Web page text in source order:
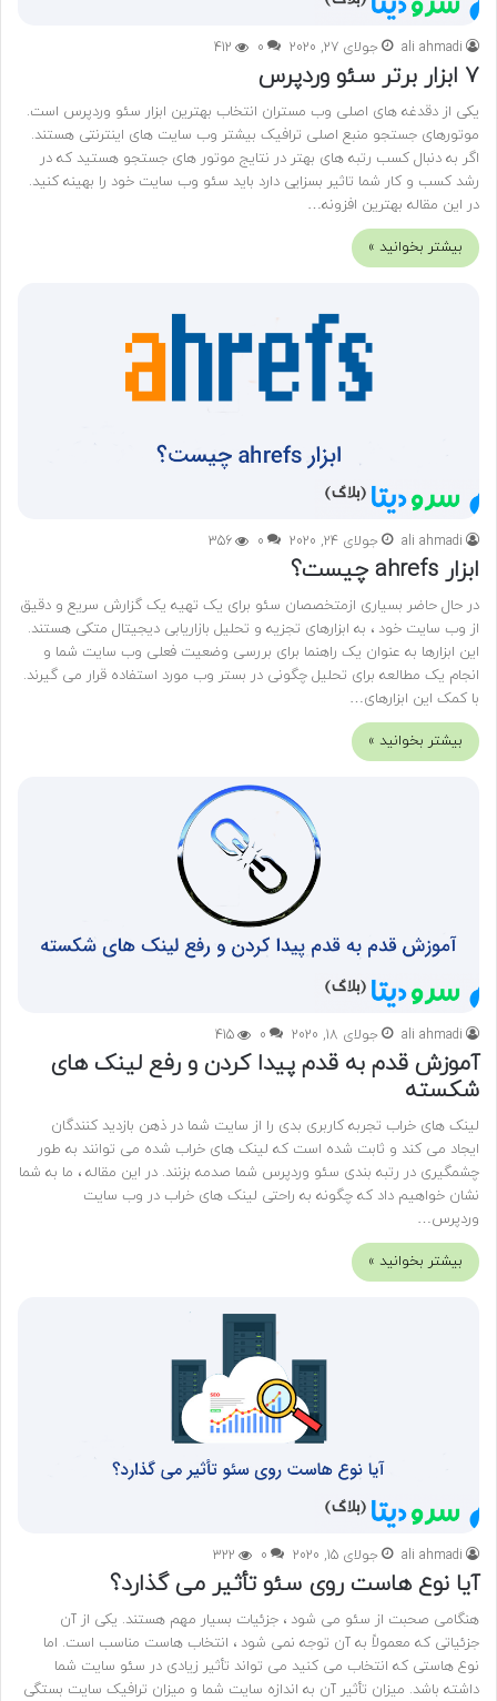
ali ahmadi جولای 27, 2020 0
412
7 ابزار برتر سئو وردپرس
یکی از دقدغه های اصلی وب مستران انتخاب بهترین ابزار سئو وردپرس است.
موتورهای جستجو منبع اصلی ترافیک بیشتر وب سایت های اینترنتی هستند.
اگر به دنبال کسب رتبه های بهتر در نتایج موتور های جستجو هستید که در
رشد کسب و کار شما تاثیر بسزایی دارد باید سئو وب سایت خود را بهینه کنید.
در این مقاله بهترین افزونه…
بیشتر بخوانید »
ali ahmadi جولای 24, 2020 0
356
ابزار ahrefs چیست؟
در حال حاضر بسیاری ازمتخصصان سئو برای یک تهیه یک گزارش سریع و دقیق
از وب سایت خود ، به ابزارهای تجزیه و تحلیل بازاریابی دیجیتال متکی هستند.
این ابزارها به عنوان یک راهنما برای بررسی وضعیت فعلی وب سایت شما و
انجام یک مطالعه برای تحلیل چگونی در بستر وب مورد استفاده قرار می گیرند.
با کمک این ابزارهای…
بیشتر بخوانید »
ali ahmadi جولای 18, 2020 0
415
آموزش قدم به قدم پیدا کردن و رفع لینک های
شکسته
لینک های خراب تجربه کاربری بدی را از سایت شما در ذهن بازدید کنندگان
ایجاد می کند و ثابت شده است که لینک های خراب شده می توانند به طور
چشمگیری در رتبه بندی سئو وردپرس شما صدمه بزنند. در این مقاله ، ما به شما
نشان خواهیم داد که چگونه به راحتی لینک های خراب در وب سایت
وردپرس…
بیشتر بخوانید »
ali ahmadi جولای 15, 2020 0
322
آیا نوع هاست روی سئو تأثیر می گذارد؟
هنگامی صحبت از سئو می شود ، جزئیات بسیار مهم هستند. یکی از آن
جزئیاتی که معمولاً به آن توجه نمی شود ، انتخاب هاست مناسب است. اما
نوع هاستی که انتخاب می کنید می تواند تأثیر زیادی در سئو سایت شما
داشته باشد. میزان تأثیر آن به اندازه سایت شما و میزان ترافیک سایت بستگی